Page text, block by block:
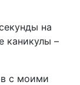
на
каникулы –
с моими